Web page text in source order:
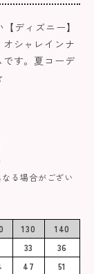
ディズニー】
シャレインナ
す。夏コーデ
る場合がござい
130
140
33
36
47
51